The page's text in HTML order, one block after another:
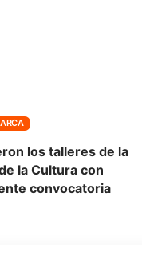
los talleres de la
la Cultura con
convocatoria